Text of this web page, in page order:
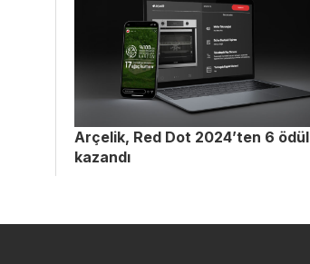
Arçelik, Red Dot 2024’ten 6 ödül
kazandı